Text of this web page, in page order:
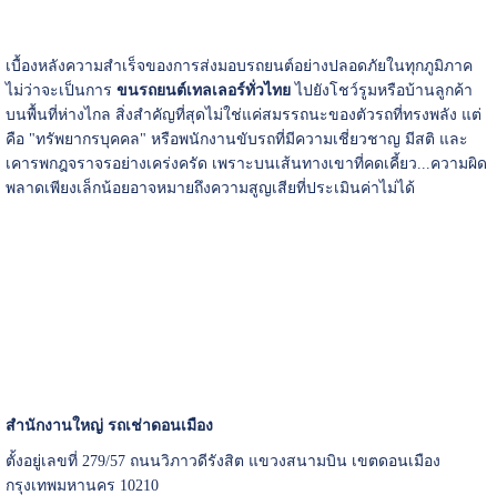
เบื้องหลังความสำเร็จของการส่งมอบรถยนต์อย่างปลอดภัยในทุกภูมิภาค
ไม่ว่าจะเป็นการ ขนรถยนต์เทลเลอร์ทั่วไทยไปยังโชว์รูมหรือบ้านลูกค้า
บนพื้นที่ห่างไกล สิ่งสำคัญที่สุดไม่ใช่แค่สมรรถนะของตัวรถที่ทรงพลัง แต่
คือ "ทรัพยากรบุคคล" หรือพนักงานขับรถที่มีความเชี่ยวชาญ มีสติ และ
เคารพกฎจราจรอย่างเคร่งครัด เพราะบนเส้นทางเขาที่คดเคี้ยว...ความผิด
พลาดเพียงเล็กน้อยอาจหมายถึงความสูญเสียที่ประเมินค่าไม่ได้
สำนักงานใหญ่ รถเช่าดอนเมือง
ตั้งอยู่เลขที่ 279/57 ถนนวิภาวดีรังสิต แขวงสนามบิน เขตดอนเมือง
กรุงเทพมหานคร 10210